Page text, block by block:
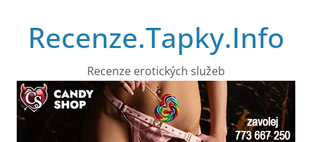
obsahRecenze.Tapky.Info
Recenze erotických služeb